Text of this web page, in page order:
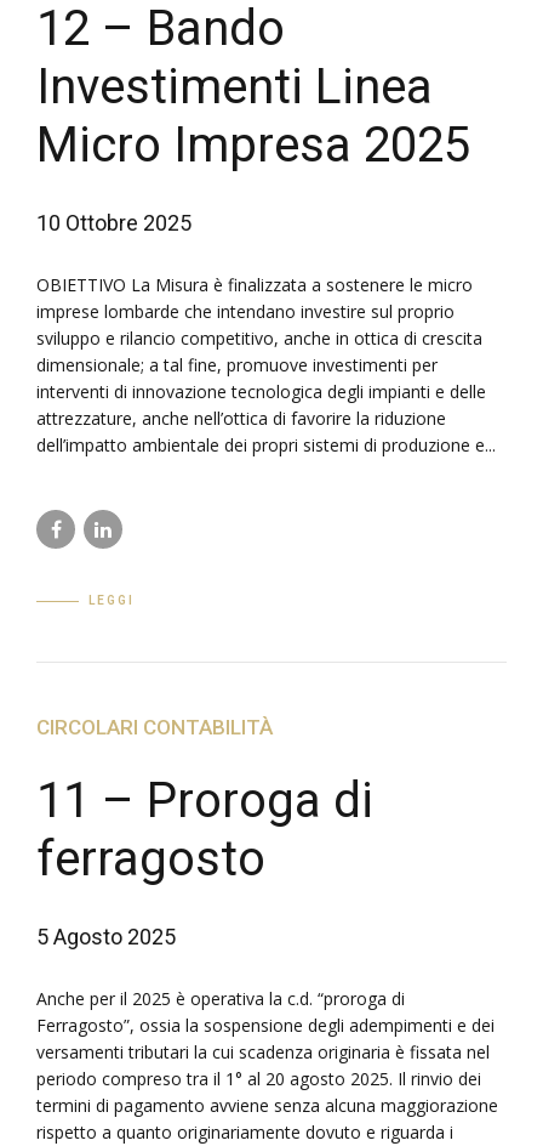
12 – Bando
Investimenti Linea
Micro Impresa 2025
10 Ottobre 2025
OBIETTIVO La Misura è finalizzata a sostenere le micro
imprese lombarde che intendano investire sul proprio
sviluppo e rilancio competitivo, anche in ottica di crescita
dimensionale; a tal fine, promuove investimenti per
interventi di innovazione tecnologica degli impianti e delle
attrezzature, anche nell’ottica di favorire la riduzione
dell’impatto ambientale dei propri sistemi di produzione e...
LEGGI
CIRCOLARI CONTABILITÀ
11 – Proroga di
ferragosto
5 Agosto 2025
Anche per il 2025 è operativa la c.d. “proroga di
Ferragosto”, ossia la sospensione degli adempimenti e dei
versamenti tributari la cui scadenza originaria è fissata nel
periodo compreso tra il 1° al 20 agosto 2025. Il rinvio dei
termini di pagamento avviene senza alcuna maggiorazione
rispetto a quanto originariamente dovuto e riguarda i